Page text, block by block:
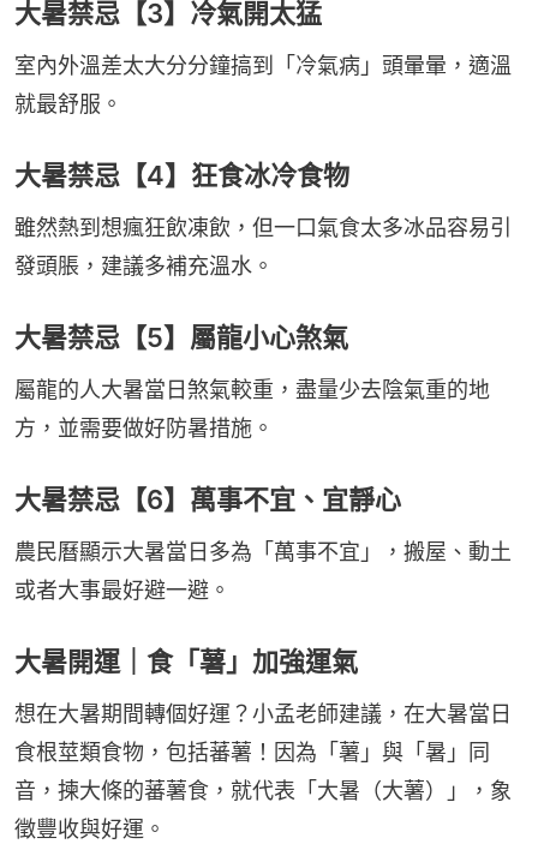
大暑禁忌【3】冷氣開太猛
室內外溫差太大分分鐘搞到「冷氣病」頭暈暈，適溫
就最舒服。
大暑禁忌【4】狂食冰冷食物
雖然熱到想瘋狂飲凍飲，但一口氣食太多冰品容易引
發頭脹，建議多補充溫水。
大暑禁忌【5】屬龍小心煞氣
屬龍的人大暑當日煞氣較重，盡量少去陰氣重的地
方，並需要做好防暑措施。
大暑禁忌【6】萬事不宜、宜靜心
農民曆顯示大暑當日多為「萬事不宜」，搬屋、動土
或者大事最好避一避。
大暑開運｜食「薯」加強運氣
想在大暑期間轉個好運？小孟老師建議，在大暑當日
食根莖類食物，包括蕃薯！因為「薯」與「暑」同
音，揀大條的蕃薯食，就代表「大暑（大薯）」，象
徵豐收與好運。